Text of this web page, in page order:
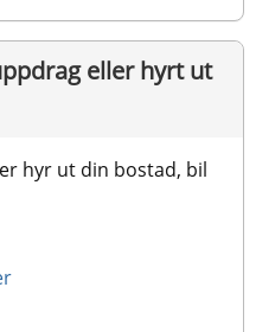
eller hyrt ut
hyr ut din bostad, bil